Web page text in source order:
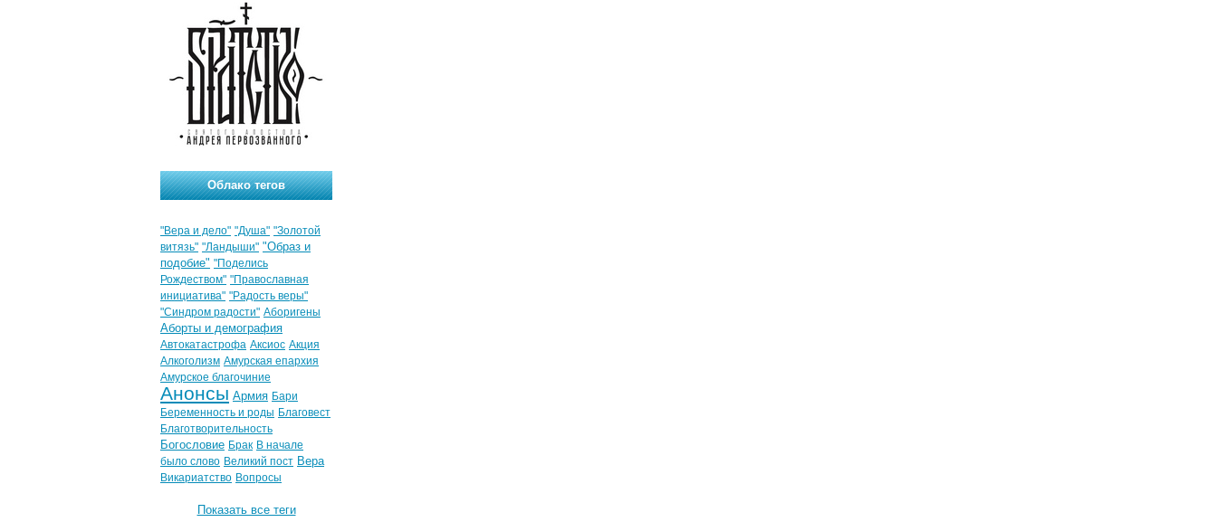
Облако тегов
"Вера и дело" "Душа" "Золотой
витязь" "Ландыши" "Образ и
подобие" "Поделись
Рождеством" "Православная
инициатива" "Радость веры"
"Синдром радости" Аборигены
Аборты и демография
Автокатастрофа Аксиос Акция
Алкоголизм Амурская епархия
Амурское благочиние
Анонсы Армия Бари
Беременность и роды Благовест
Благотворительность
Богословие Брак В начале
было слово Великий пост Вера
Викариатство Вопросы
Показать все теги